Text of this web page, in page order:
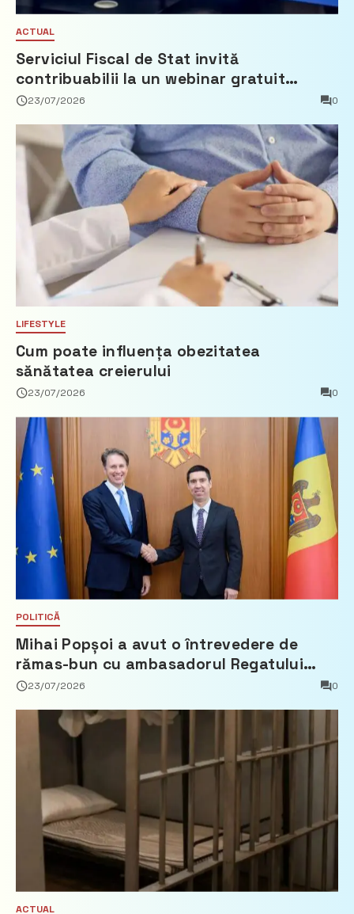
ACTUAL
Serviciul Fiscal de Stat invită
contribuabilii la un webinar gratuit
privind calculul impozitului pe bunurile
23/07/2026 0
LIFESTYLE
Cum poate influența obezitatea
sănătatea creierului
23/07/2026 0
POLITICĂ
Mihai Popșoi a avut o întrevedere de
rămas-bun cu ambasadorul Regatului
Țărilor de Jos, Fred Duijn
23/07/2026 0
ACTUAL